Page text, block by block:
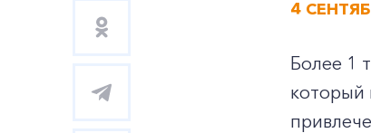
4
Более 1
который